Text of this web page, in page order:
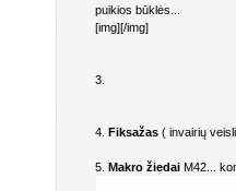
puikios būklės...
[img][/img]
3.
4.Fiksažas ( invairių
5.Makro žiedai M42...